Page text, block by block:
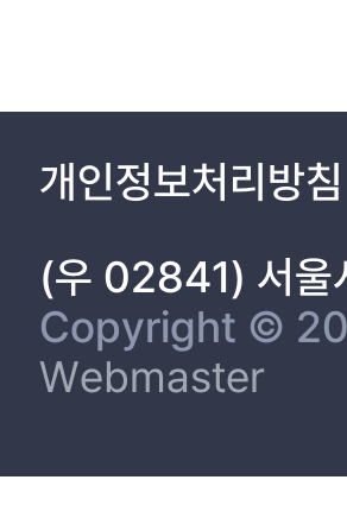
개인정보처리방침
(우 02841) 서울
Copyright ©
Webmaster